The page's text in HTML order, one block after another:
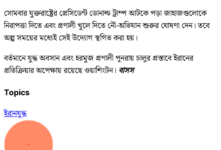
সোমবার যুক্তরাষ্ট্রের প্রেসিডেন্ট ডোনাল্ড ট্রাম্প আটকে পড়া জাহাজগুলোকে
নিরাপত্তা দিতে এবং প্রণালী খুলে দিতে নৌ-অভিযান শুরুর ঘোষণা দেন। তবে
অল্প সময়ের মধ্যেই সেই উদ্যোগ স্থগিত করা হয়।
বর্তমানে যুদ্ধ অবসান এবং হরমুজ প্রণালী পুনরায় চালুর প্রস্তাবে ইরানের
প্রতিক্রিয়ার অপেক্ষায় রয়েছে ওয়াশিংটন। বাসস
Topics
ইরানযুদ্ধ